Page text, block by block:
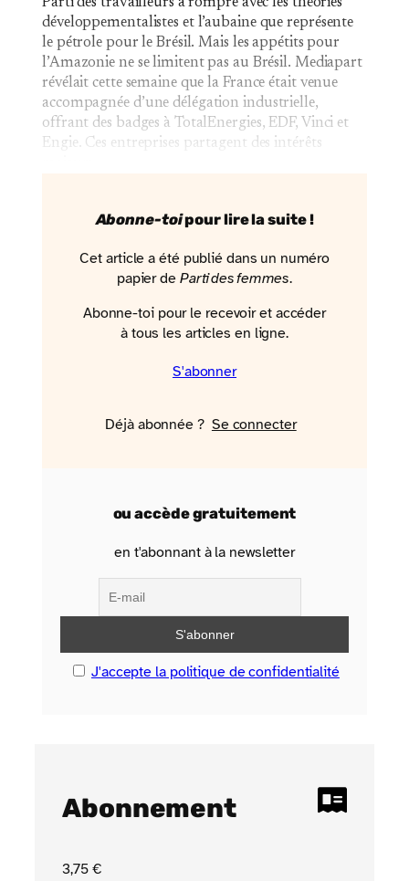
développementalistes et l’aubaine que représente
le pétrole pour le Brésil. Mais les appétits pour
l’Amazonie ne se limitent pas au Brésil. Mediapart
révélait cette semaine que la France était venue
accompagnée d’une délégation industrielle,
offrant des badges à TotalEnergies, EDF, Vinci et
Engie. Ces entreprises partagent des intérêts
Abonne-toipour lire la suite !
Cet article a été publié dans un numéro
papier deParti des femmes.
Abonne-toi pour le recevoir et accéder
à tous les articles en ligne.
S'abonner
Déjà abonnée ? Se connecter
ou accède gratuitement
en t'abonnant à la newsletter
J'accepte la politique de confidentialité
Abonnement
3,75€